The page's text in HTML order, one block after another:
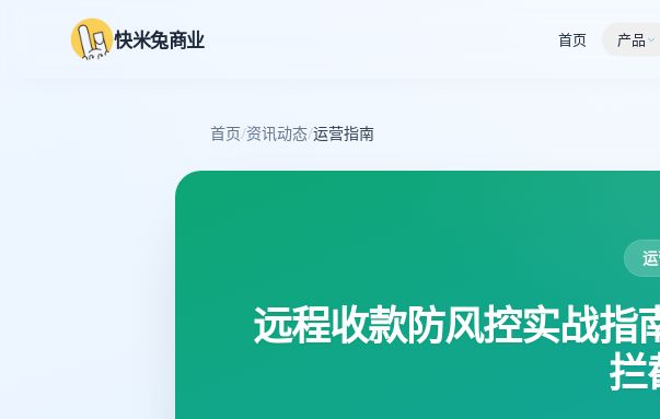
快米兔商业 首页 产品
首页/资讯动态/运营指南
远程收款防风控实战指
拦